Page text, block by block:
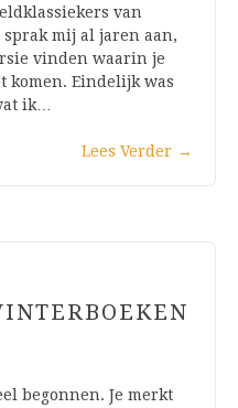
van
sprak mij al jaren aan,
vinden waarin je
komen. Eindelijk was
ik…
Lees Verder →
begonnen. Je merkt